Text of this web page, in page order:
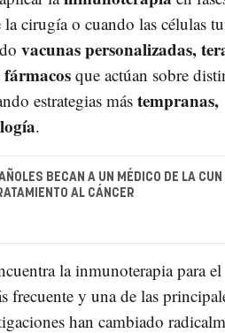
cirugía o cuando las células
vacunas personalizadas,
que actúan sobre
estrategias mástempranas,
.
BECAN A UN MÉDICO DE LA
AL CÁNCER
la inmunoterapia para el
frecuente y una de las
han cambiado